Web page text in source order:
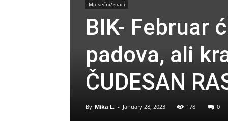
Mjesečni/znaci
BIK- Februar
padova, ali
ČUDESAN
By Mika L. - January 28, 2023 178 0